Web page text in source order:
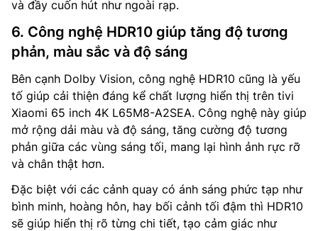
và đầy cuốn hút như ngoài rạp.
6. Công nghệ HDR10 giúp tăng độ tương
phản, màu sắc và độ sáng
Bên cạnh Dolby Vision, công nghệ HDR10 cũng là yếu
tố giúp cải thiện đáng kể chất lượng hiển thị trên tivi
Xiaomi 65 inch 4K L65M8-A2SEA. Công nghệ này giúp
mở rộng dải màu và độ sáng, tăng cường độ tương
phản giữa các vùng sáng tối, mang lại hình ảnh rực rỡ
và chân thật hơn.
Đặc biệt với các cảnh quay có ánh sáng phức tạp như
bình minh, hoàng hôn, hay bối cảnh tối đậm thì HDR10
sẽ giúp hiển thị rõ từng chi tiết, tạo cảm giác như